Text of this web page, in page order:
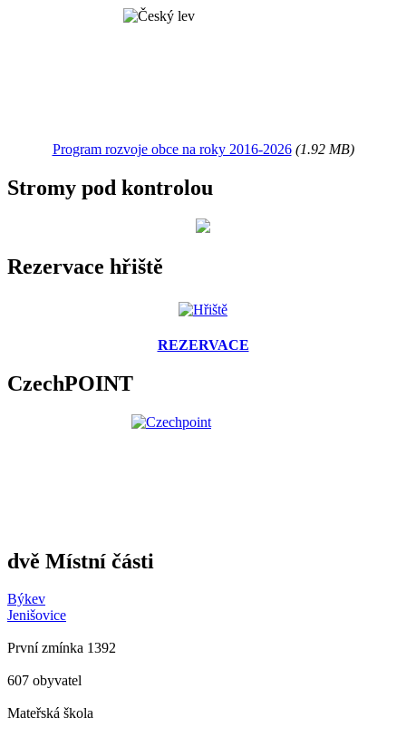
Program rozvoje obce na roky 2016-2026(1.92 MB)
Stromy pod kontrolou
Rezervace hřiště
REZERVACE
CzechPOINT
dvě Místní části
Býkev
Jenišovice
První zmínka 1392
607 obyvatel
Mateřská škola